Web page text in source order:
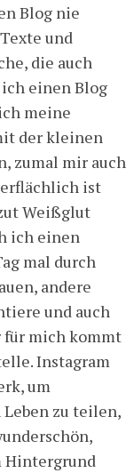
Blog nie
und
die auch
einen Blog
meine
der kleinen
zumal mir auch
ist
Weißglut
ich einen
mal durch
andere
und auch
für mich kommt
Instagram
um
zu teilen,
Hintergrund